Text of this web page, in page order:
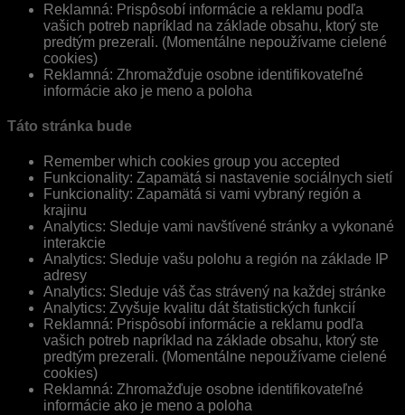
Reklamná: Prispôsobí informácie a reklamu podľa
vašich potreb napríklad na základe obsahu, ktorý ste
predtým prezerali. (Momentálne nepoužívame cielené
cookies)
Reklamná: Zhromažďuje osobne identifikovateľné
informácie ako je meno a poloha
Táto stránka bude
Remember which cookies group you accepted
Funkcionality: Zapamätá si nastavenie sociálnych sietí
Funkcionality: Zapamätá si vami vybraný región a
krajinu
Analytics: Sleduje vami navštívené stránky a vykonané
interakcie
Analytics: Sleduje vašu polohu a región na základe IP
adresy
Analytics: Sleduje váš čas strávený na každej stránke
Analytics: Zvyšuje kvalitu dát štatistických funkcií
Reklamná: Prispôsobí informácie a reklamu podľa
vašich potreb napríklad na základe obsahu, ktorý ste
predtým prezerali. (Momentálne nepoužívame cielené
cookies)
Reklamná: Zhromažďuje osobne identifikovateľné
informácie ako je meno a poloha